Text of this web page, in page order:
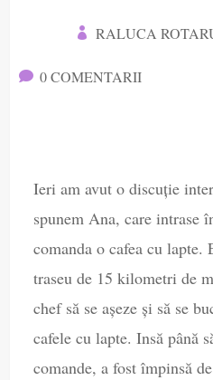
 RALUCA
 0 COMENTARII
Ieri am avut o discuție
spunem Ana, care intrase
comanda o cafea cu lapte.
traseu de 15 kilometri de
chef să se așeze și să se
cafele cu lapte. Insă până
comande, a fost împinsă